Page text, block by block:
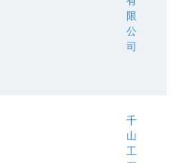
限
公
司
千
山
工